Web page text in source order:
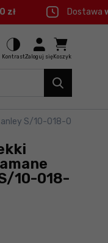
zł Dostawa
KontrastZaloguj się Koszyk
S/10-018-0
10-018-